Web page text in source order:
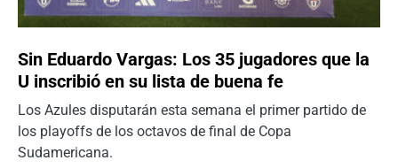
Sin Eduardo Vargas: Los 35 jugadores que la
U inscribió en su lista de buena fe
Los Azules disputarán esta semana el primer partido de
los playoffs de los octavos de final de Copa
Sudamericana.